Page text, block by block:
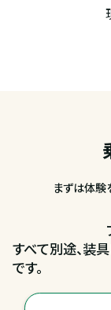
まずは体験
すべて別途、装
です。